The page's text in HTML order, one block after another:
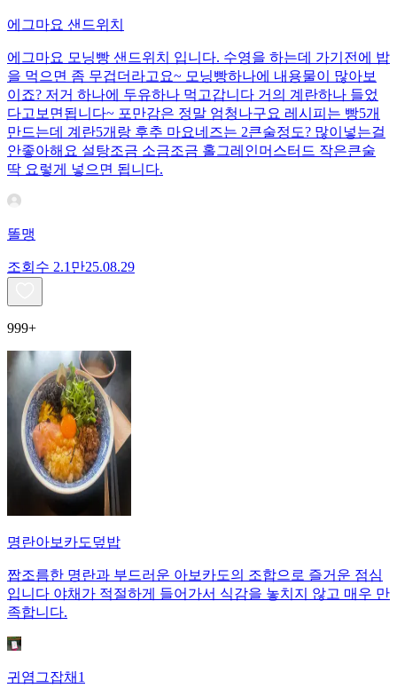
에그마요 샌드위치
에그마요 모닝빵 샌드위치 입니다. 수영을 하는데 가기전에 밥
을 먹으면 좀 무겁더라고요~ 모닝빵하나에 내용물이 많아보
이죠? 저거 하나에 두유하나 먹고갑니다 거의 계란하나 들었
다고보면됩니다~ 포만감은 정말 엄청나구요 레시피는 빵5개
만드는데 계란5개랑 후추 마요네즈는 2큰술정도? 많이넣는걸
안좋아해요 설탕조금 소금조금 홀그레인머스터드 작은큰술
딱 요렇게 넣으면 됩니다.
똘맹
조회수 2.1만25.08.29
999+
명란아보카도덮밥
짭조름한 명란과 부드러운 아보카도의 조합으로 즐거운 점심
입니다 야채가 적절하게 들어가서 식감을 놓치지 않고 매우 만
족합니다.
귀염그잡채1